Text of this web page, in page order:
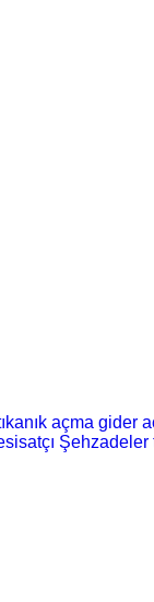
açma gider
Şehzadeler